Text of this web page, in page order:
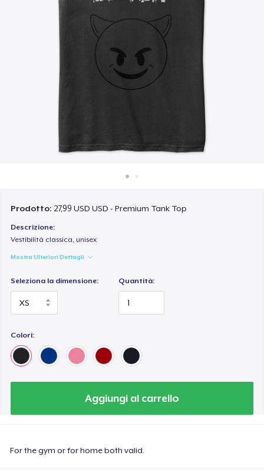
Vendi ovunque
Vendi qualsiasi cosa
Prodotto: 27,99 USD USD - Premium Tank Top
Descrizione:
Vestibilità classica, unisex
Mostra Ulteriori Dettagli
Seleziona la dimensione: Quantità:
Colori:
Aggiungi al carrello
For the gym or for home both valid.